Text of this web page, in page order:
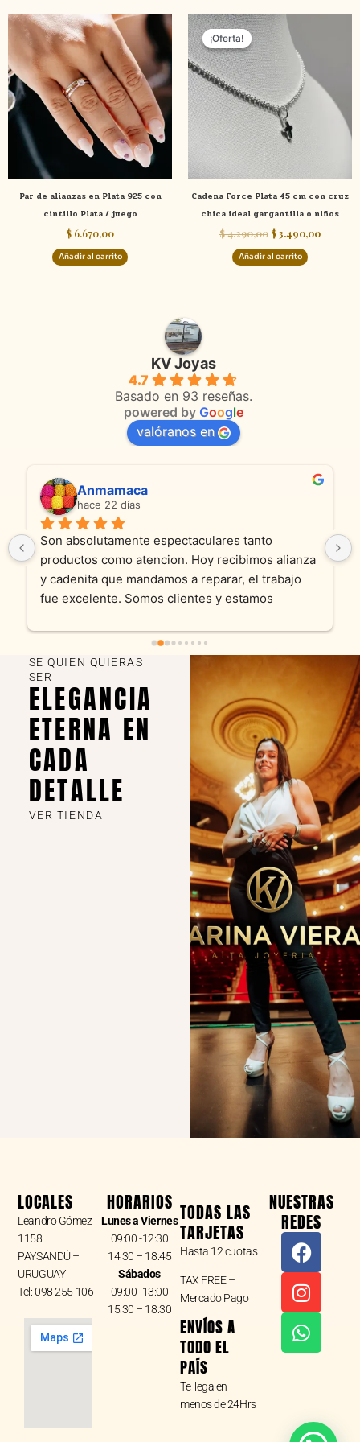
Par de alianzas en Plata 925 con
cintillo Plata / juego
$ 6.670,00
Añadir al carrito
¡Oferta!
¡Oferta!
Cadena Force Plata 45 cm con cruz
chica ideal gargantilla o niños
$4.290,00
El
precio
original
era:
$ 4.290,00.
$3.490,00
Añadir al carrito
KV Joyas
4.7
Basado en 93 reseñas.
powered by Google
valóranos en
Anmamaca
hace 22 días
Son absolutamente espectaculares tanto
productos como atencion. Hoy recibimos alianza
y cadenita que mandamos a reparar, el trabajo
fue excelente. Somos clientes y estamos
SE QUIEN QUIERAS
SER
ELEGANCIA
ETERNA EN
CADA
DETALLE
VER TIENDA
LOCALES
Leandro Gómez
1158
PAYSANDÚ –
URUGUAY
Tel: 098 255 106
HORARIOS
Lunes a Viernes
09:00 -12:30
14:30 – 18:45
Sábados
09:00 -13:00
15:30 – 18:30
TODAS LAS
TARJETAS
Hasta 12 cuotas
TAX FREE –
Mercado Pago
ENVÍOS A
TODO EL
PAÍS
Te llega en
menos de 24Hrs
NUESTRAS
REDES
F
a
c
e
b
o
I
n
s
t
a
g
W
h
a
t
s
a